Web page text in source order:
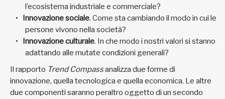
l’ecosistema industriale e commerciale?
Innovazione sociale. Come sta cambiando il modo in cui le
persone vivono nella società?
Innovazione culturale. In che modo i nostri valori si stanno
adattando alle mutate condizioni generali?
Il rapporto Trend Compassanalizza due forme di
innovazione, quella tecnologica e quella economica. Le altre
due componenti saranno peraltro oggetto di un secondo